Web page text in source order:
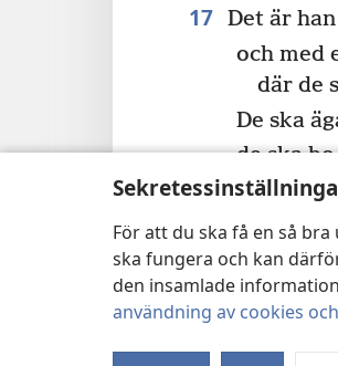
För att du ska få en så
ska fungera och kan
den insamlade
användning av cookies
17 Det är
och med
där de
De ska
de ska
Föregående
Upphovsrätt för den